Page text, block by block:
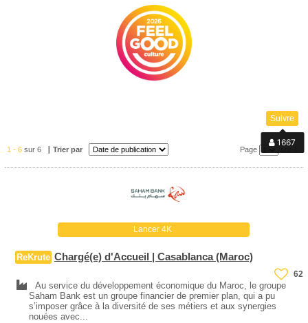
Suivre
1 - 6 sur 6 Trier par Page
Lancer 4K
ReKrute Chargé(e) d'Accueil | Casablanca (Maroc)
62
Au service du développement économique du Maroc, le groupe
Saham Bank est un groupe financier de premier plan, qui a pu
s’imposer grâce à la diversité de ses métiers et aux synergies
nouées avec...